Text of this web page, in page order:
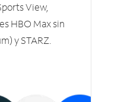
View,
HBO Max sin
y STARZ.